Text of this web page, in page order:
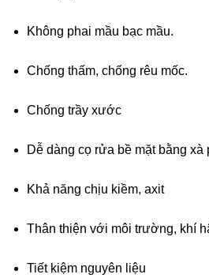
Không phai mầu bạc mầu.
Chống thấm, chống rêu mốc.
Chống trầy xước
Dễ dàng cọ rửa bề mặt bằng
Khả năng chịu kiềm, axit
Thân thiện với môi trường, khí
Tiết kiệm nguyên liệu